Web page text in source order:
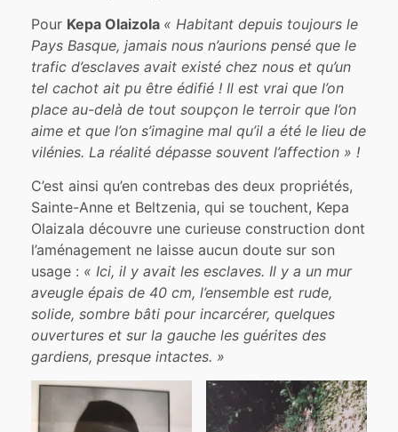
Pour Kepa Olaizola « Habitant depuis toujours le
Pays Basque, jamais nous n’aurions pensé que le
trafic d’esclaves avait existé chez nous et qu’un
tel cachot ait pu être édifié ! Il est vrai que l’on
place au-delà de tout soupçon le terroir que l’on
aime et que l’on s’imagine mal qu’il a été le lieu de
vilénies. La réalité dépasse souvent l’affection » !
C’est ainsi qu’en contrebas des deux propriétés,
Sainte-Anne et Beltzenia, qui se touchent, Kepa
Olaizala découvre une curieuse construction dont
l’aménagement ne laisse aucun doute sur son
usage : « Ici, il y avait les esclaves. Il y a un mur
aveugle épais de 40 cm, l’ensemble est rude,
solide, sombre bâti pour incarcérer, quelques
ouvertures et sur la gauche les guérites des
gardiens, presque intactes. »